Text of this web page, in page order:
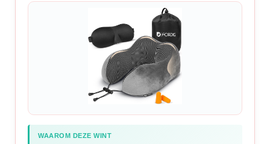
WAAROM DEZE WINT